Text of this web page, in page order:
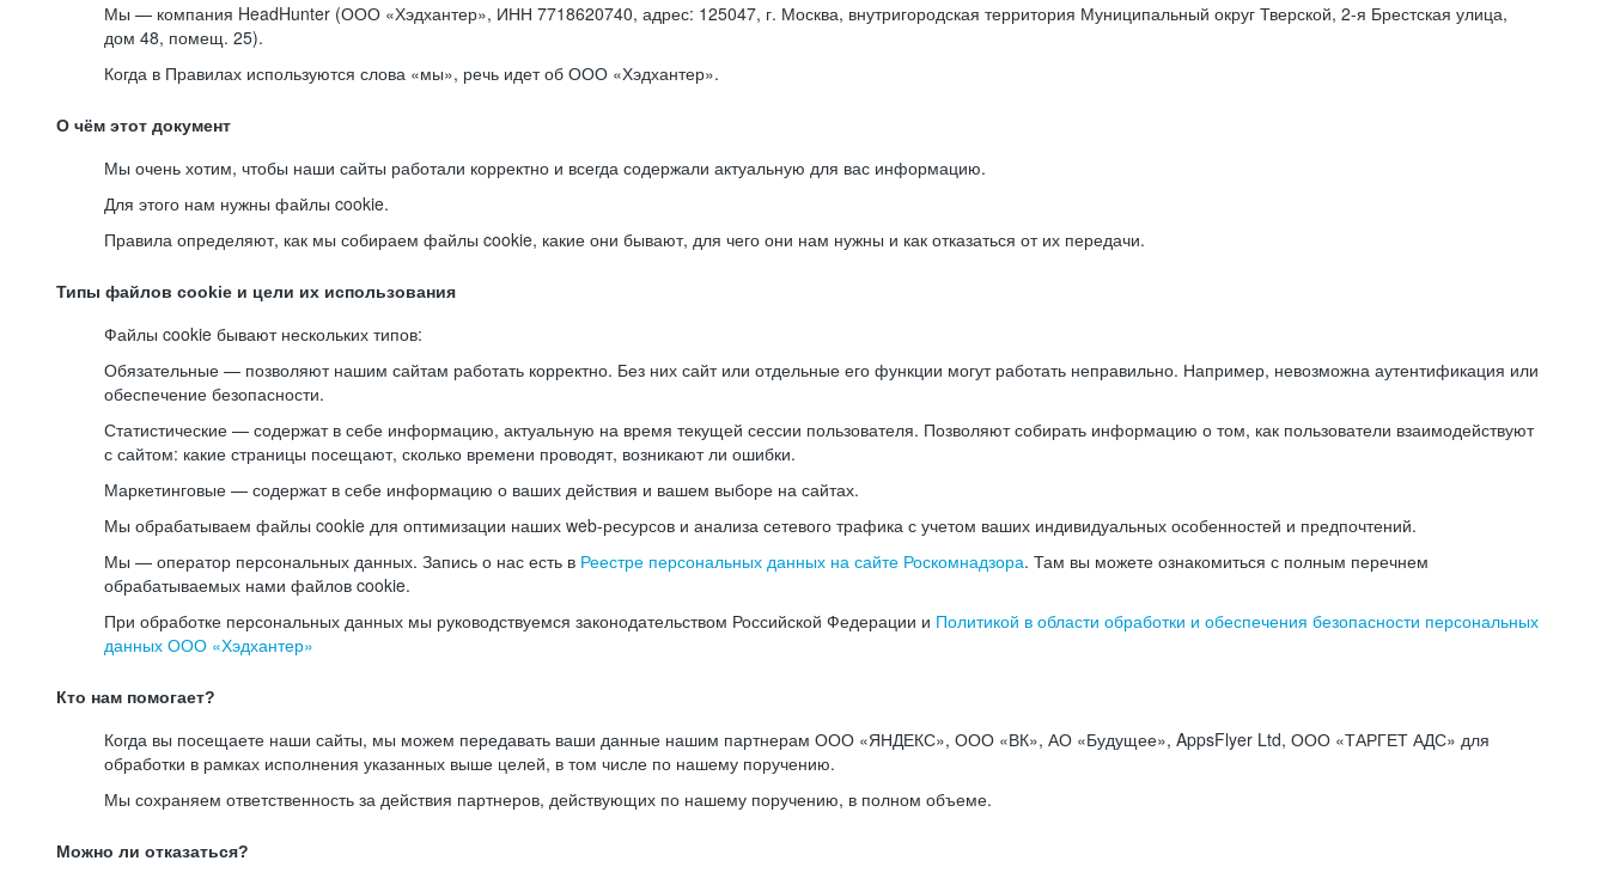
Мы — компания HeadHunter (ООО «Хэдхантер», ИНН 7718620740, адрес: 125047, г. Москва, внутригородская территория Муниципальный округ Тверской, 2-я Брестская улица,
дом 48, помещ. 25).
Когда в Правилах используются слова «мы», речь идет об ООО «Хэдхантер».
О чём этот документ
Мы очень хотим, чтобы наши сайты работали корректно и всегда содержали актуальную для вас информацию.
Для этого нам нужны файлы cookie.
Правила определяют, как мы собираем файлы cookie, какие они бывают, для чего они нам нужны и как отказаться от их передачи.
Типы файлов cookie и цели их использования
Файлы cookie бывают нескольких типов:
Обязательные — позволяют нашим сайтам работать корректно. Без них сайт или отдельные его функции могут работать неправильно. Например, невозможна аутентификация или
обеспечение безопасности.
Статистические — содержат в себе информацию, актуальную на время текущей сессии пользователя. Позволяют собирать информацию о том, как пользователи взаимодействуют
с сайтом: какие страницы посещают, сколько времени проводят, возникают ли ошибки.
Маркетинговые — содержат в себе информацию о ваших действия и вашем выборе на сайтах.
Мы обрабатываем файлы cookie для оптимизации наших web-ресурсов и анализа сетевого трафика с учетом ваших индивидуальных особенностей и предпочтений.
Мы — оператор персональных данных. Запись о нас есть в Реестре персональных данных на сайте Роскомнадзора. Там вы можете ознакомиться с полным перечнем
обрабатываемых нами файлов cookie.
При обработке персональных данных мы руководствуемся законодательством Российской Федерации и Политикой в области обработки и обеспечения безопасности персональных
данных ООО «Хэдхантер»
Кто нам помогает?
Когда вы посещаете наши сайты, мы можем передавать ваши данные нашим партнерам ООО «ЯНДЕКС», ООО «ВК», АО «Будущее», AppsFlyer Ltd, ООО «ТАРГЕТ АДС» для
обработки в рамках исполнения указанных выше целей, в том числе по нашему поручению.
Мы сохраняем ответственность за действия партнеров, действующих по нашему поручению, в полном объеме.
Можно ли отказаться?